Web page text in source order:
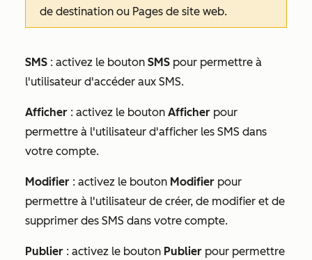
de destination ou Pages de site web.
SMS : activez le bouton SMS pour permettre à
l'utilisateur d'accéder aux SMS.
Afficher : activez le bouton Afficher pour
permettre à l'utilisateur d'afficher les SMS dans
votre compte.
Modifier : activez le bouton Modifier pour
permettre à l'utilisateur de créer, de modifier et de
supprimer des SMS dans votre compte.
Publier : activez le bouton Publier pour permettre